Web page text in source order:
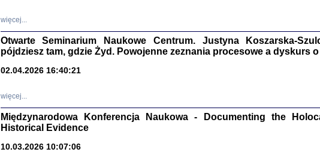
oprac. Aleksandra Bańkowska,
Studia i Materiały
nr 17, R. 2021
więcej...
Otwarte Seminarium Naukowe Centrum. Justyna Koszarska-
pójdziesz tam, gdzie Żyd. Powojenne zeznania procesowe a dyskurs o
02.04.2026 16:40:21
więcej...
Międzynarodowa Konferencja Naukowa - Documenting the
Historical Evidence
10.03.2026 10:07:06